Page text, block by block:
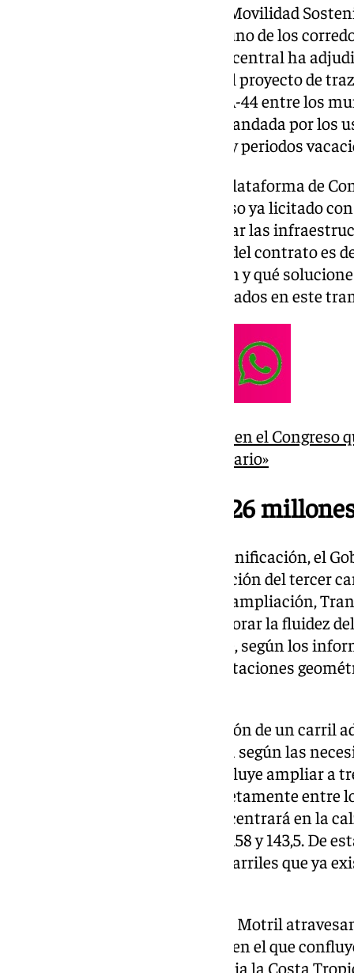
El Ministerio de Transportes y Movilidad
para mejorar la circulación en uno de los
de Granada. La administración central ha
contrato destinado a redactar el proyecto de
ampliación de capacidad de la A-44 entre los
una actuación largamente demandada por los
especialmente en horas punta y periodos
La resolución, publicada en la Plataforma de
confirma el avance de un proceso ya licitado
del plan ministerial para reforzar las
Tropical. El objetivo inmediato del contrato es
cómo se ejecutará la ampliación y qué
los puntos conflictivos identificados en este
El Gobierno responde al PP en el Congreso
obras de viaducto es «necesario»
Inversión superior a 26
Una vez concluida la fase de planificación, el
millones de euros a la construcción del tercer
kilómetros de la A-44. Con esta ampliación,
condiciones de circulación, mejorar la fluidez
accidentalidad en un tramo que, según los
saturaciones recurrentes y limitaciones
El proyecto contempla la creación de un carril
distribuidos de forma específica según las
sentido Motril, la propuesta incluye ampliar a
entre Alhendín y Béznar, concretamente entre
sentido Bailén, la actuación se centrará en la
Alhendín, entre los kilómetros 158 y 143,5. De
continuidad al tramo con tres carriles que ya
La A-44, que conecta Bailén con Motril
soporta un tráfico heterogéneo en el que
desplazamientos turísticos hacia la Costa